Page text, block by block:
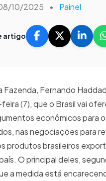
10/2025 • Painel
artigo
Fazenda, Fernando
(7), que o Brasil vai
econômicos para
nas negociações para
produtos brasileiros
O principal deles,
a medida está